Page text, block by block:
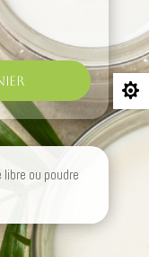
ou poudre
